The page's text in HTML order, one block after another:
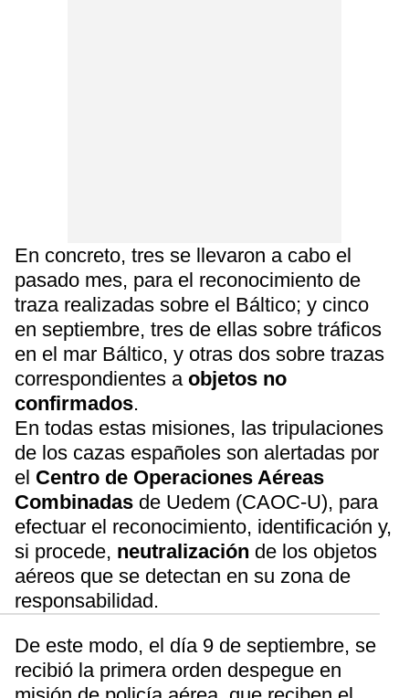
En concreto, tres se llevaron a cabo el
pasado mes, para el reconocimiento de
traza realizadas sobre el Báltico; y cinco
en septiembre, tres de ellas sobre tráficos
en el mar Báltico, y otras dos sobre trazas
correspondientes a objetos no
confirmados.
En todas estas misiones, las tripulaciones
de los cazas españoles son alertadas por
el Centro de Operaciones Aéreas
Combinadas de Uedem (CAOC-U), para
efectuar el reconocimiento, identificación y,
si procede, neutralización de los objetos
aéreos que se detectan en su zona de
responsabilidad.
De este modo, el día 9 de septiembre, se
recibió la primera orden despegue en